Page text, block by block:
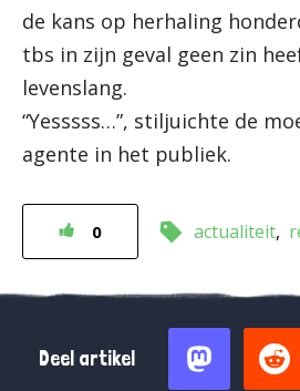
de kans op herhaling
tbs in zijn geval geen zin
levenslang.
“Yesssss…”, stiljuichte de
agente in het publiek.
0 actualiteit
Deel artikel